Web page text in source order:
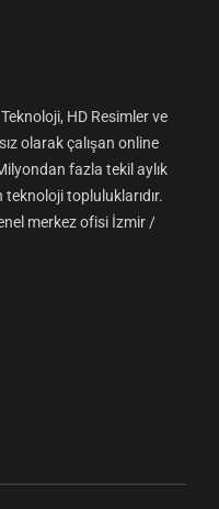
HD Resimler ve
olarak çalışan online
fazla tekil aylık
topluluklarıdır.
merkez ofisi İzmir /